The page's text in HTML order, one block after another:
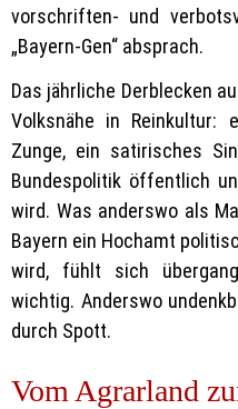
vorschriften- und
„Bayern-Gen“ absprach.
Das jährliche Derblecken
Volksnähe in Reinkultur:
Zunge, ein satirisches
Bundespolitik öffentlich
wird. Was anderswo als
Bayern ein Hochamt
wird, fühlt sich
wichtig. Anderswo
durch Spott.
Vom Agrarland